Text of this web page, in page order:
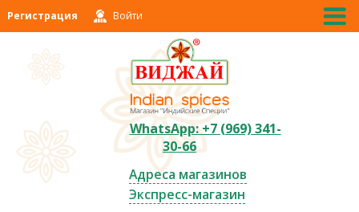
Регистрация Войти
WhatsApp: +7 (969) 341-
30-66
Адреса магазинов
Экспресс-магазин